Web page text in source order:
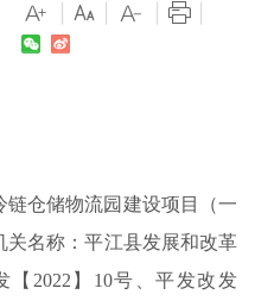
仓储物流园建设项目（一
名称：平江县发展和改革
2022】10号、平发改发